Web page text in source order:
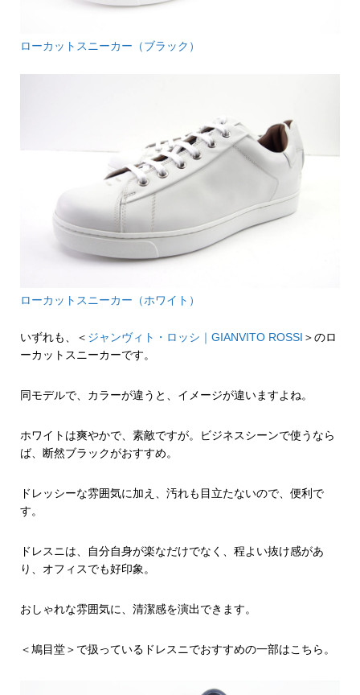
ローカットスニーカー（ブラック）
ローカットスニーカー（ホワイト）
いずれも、＜ ジャンヴィト・ロッシ｜GIANVITO ROSSI ＞のロ
ーカットスニーカーです。
同モデルで、カラーが違うと、イメージが違いますよね。
ホワイトは爽やかで、素敵ですが。ビジネスシーンで使うなら
ば、断然ブラックがおすすめ。
ドレッシーな雰囲気に加え、汚れも目立たないので、便利で
す。
ドレスニは、自分自身が楽なだけでなく、程よい抜け感があ
り、オフィスでも好印象。
おしゃれな雰囲気に、清潔感を演出できます。
＜鳩目堂＞で扱っているドレスニでおすすめの一部はこちら。